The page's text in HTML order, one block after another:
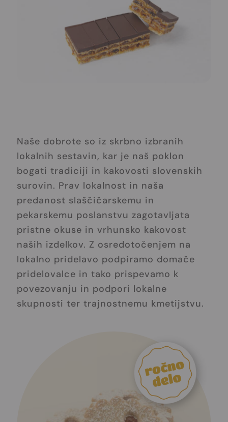
Naše dobrote so iz skrbno izbranih
lokalnih sestavin, kar je naš poklon
bogati tradiciji in kakovosti slovenskih
surovin. Prav lokalnost in naša
predanost slaščičarskemu in
pekarskemu poslanstvu zagotavljata
pristne okuse in vrhunsko kakovost
naših izdelkov. Z osredotočenjem na
lokalno pridelavo podpiramo domače
pridelovalce in tako prispevamo k
povezovanju in podpori lokalne
skupnosti ter trajnostnemu kmetijstvu.